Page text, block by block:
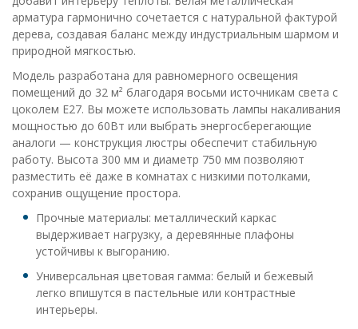
арматура гармонично сочетается с натуральной фактурой
дерева, создавая баланс между индустриальным шармом и
природной мягкостью.
Модель разработана для равномерного освещения
помещений до 32 м² благодаря восьми источникам света с
цоколем E27. Вы можете использовать лампы накаливания
мощностью до 60Вт или выбрать энергосберегающие
аналоги — конструкция люстры обеспечит стабильную
работу. Высота 300 мм и диаметр 750 мм позволяют
разместить её даже в комнатах с низкими потолками,
сохранив ощущение простора.
Прочные материалы: металлический каркас
выдерживает нагрузку, а деревянные плафоны
устойчивы к выгоранию.
Универсальная цветовая гамма: белый и бежевый
легко впишутся в пастельные или контрастные
интерьеры.